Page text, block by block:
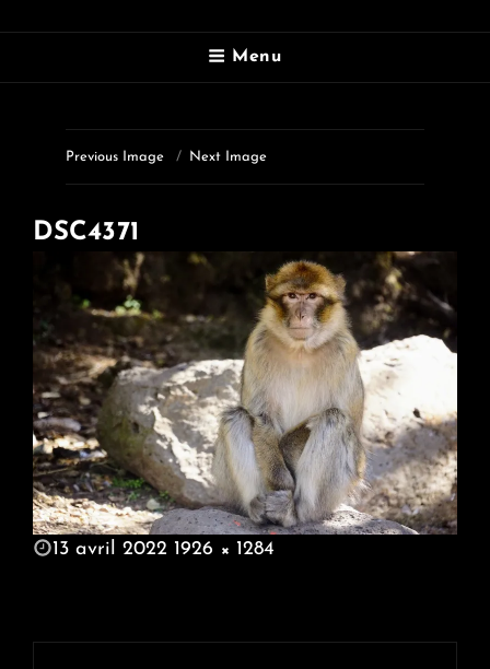
Menu
Previous Image Next Image
DSC4371
POSTED
13 avril 2022 1926 × 1284